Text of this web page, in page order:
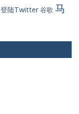
登陆Twitter 谷歌 马